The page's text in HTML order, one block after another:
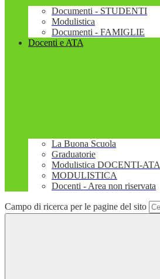
Documenti - STUDENTI
Modulistica
Documenti - FAMIGLIE
Docenti e ATA
La Buona Scuola
Graduatorie
Modulistica DOCENTI-ATA
MODULISTICA
Docenti - Area non riservata
Campo di ricerca per le pagine del sito